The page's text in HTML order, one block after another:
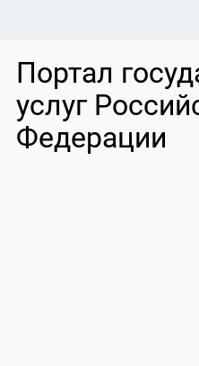
Портал
услуг
Федерации